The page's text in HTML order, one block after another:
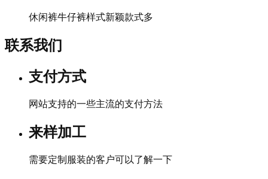
休闲裤牛仔裤样式新颖款式多
联系我们
支付方式
网站支持的一些主流的支付方法
来样加工
需要定制服装的客户可以了解一下